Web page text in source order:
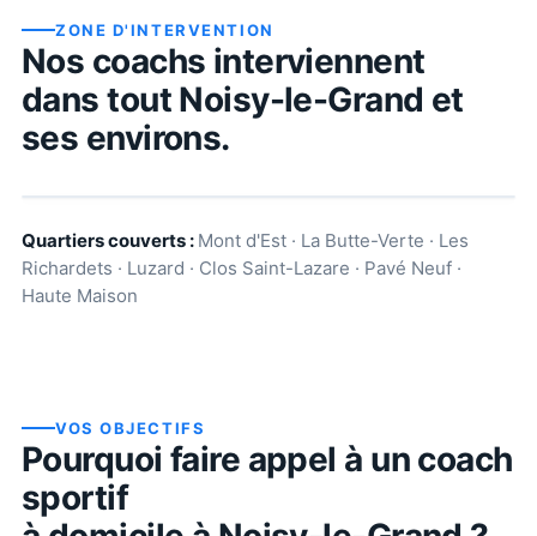
ZONE D'INTERVENTION
Nos coachs interviennent
dans tout Noisy-le-Grand et
ses environs.
Quartiers couverts : Mont d'Est · La Butte-Verte · Les
Richardets · Luzard · Clos Saint-Lazare · Pavé Neuf ·
Haute Maison
VOS OBJECTIFS
Pourquoi faire appel à un coach
sportif